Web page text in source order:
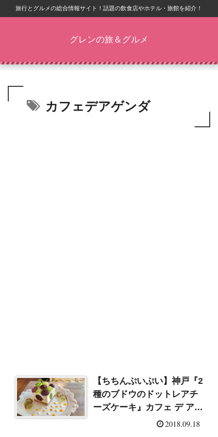
旅行とグルメの総合情報サイト！話題の飲食店やホテル・旅館を紹介！
グレンの旅＆グルメ
カフェデアゲンダ
【ちちんぷいぷい】神戸『2
種のブドウのドットレアチ
ーズケーキ』カフェ デ アゲ
ンダ（2018/9/18）2018.09.18